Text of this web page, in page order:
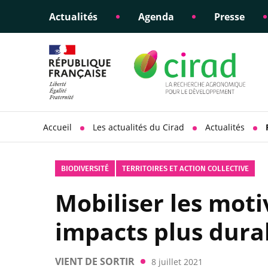
Actualités Agenda Presse
Éclairer les politiques
Appui à la
scientifique
Engagements éthiques
sociétale
Accueil Les actualités du Cirad Actualités
BIODIVERSITÉ TERRITOIRES ET ACTION COLLECTIVE
Mobiliser les
impacts plus
VIENT DE SORTIR 8 juillet 2021